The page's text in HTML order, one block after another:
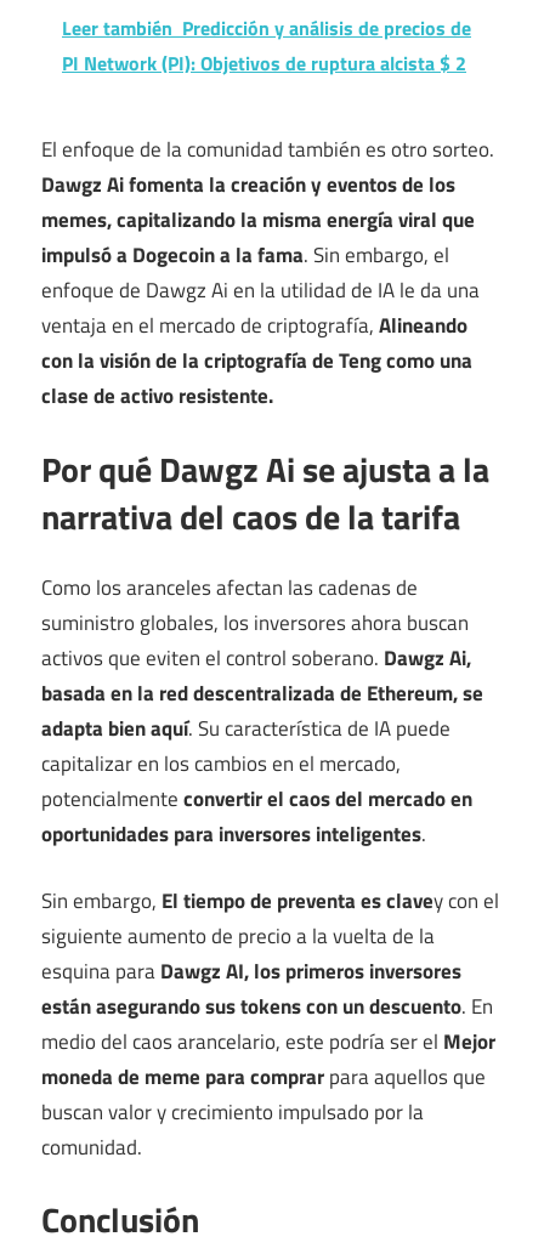
Leer también Predicción y análisis de precios de
PI Network (PI): Objetivos de ruptura alcista $ 2
El enfoque de la comunidad también es otro sorteo.
Dawgz Ai fomenta la creación y eventos de los
memes, capitalizando la misma energía viral que
impulsó a Dogecoin a la fama. Sin embargo, el
enfoque de Dawgz Ai en la utilidad de IA le da una
ventaja en el mercado de criptografía,Alineando
con la visión de la criptografía de Teng como una
clase de activo resistente.
Por qué Dawgz Ai se ajusta a la
narrativa del caos de la tarifa
Como los aranceles afectan las cadenas de
suministro globales, los inversores ahora buscan
activos que eviten el control soberano. Dawgz Ai,
basada en la red descentralizada de Ethereum, se
adapta bien aquí. Su característica de IA puede
capitalizar en los cambios en el mercado,
potencialmenteconvertir el caos del mercado en
oportunidades para inversores inteligentes.
Sin embargo, El tiempo de preventa es clavey con el
siguiente aumento de precio a la vuelta de la
esquina paraDawgz AI, los primeros inversores
están asegurando sus tokens con un descuento. En
medio del caos arancelario, este podría ser el Mejor
moneda de meme para comprarpara aquellos que
buscan valor y crecimiento impulsado por la
comunidad.
Conclusión